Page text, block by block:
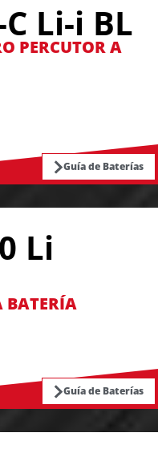
Li-i BL
PERCUTOR A
Guía de Baterías
Li
BATERÍA
Guía de Baterías